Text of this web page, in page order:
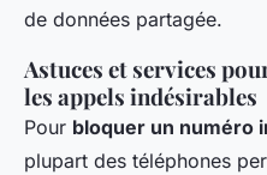
de données partagée.
Astuces et services
les appels indésirables
Pour bloquer un numéro
plupart des téléphones